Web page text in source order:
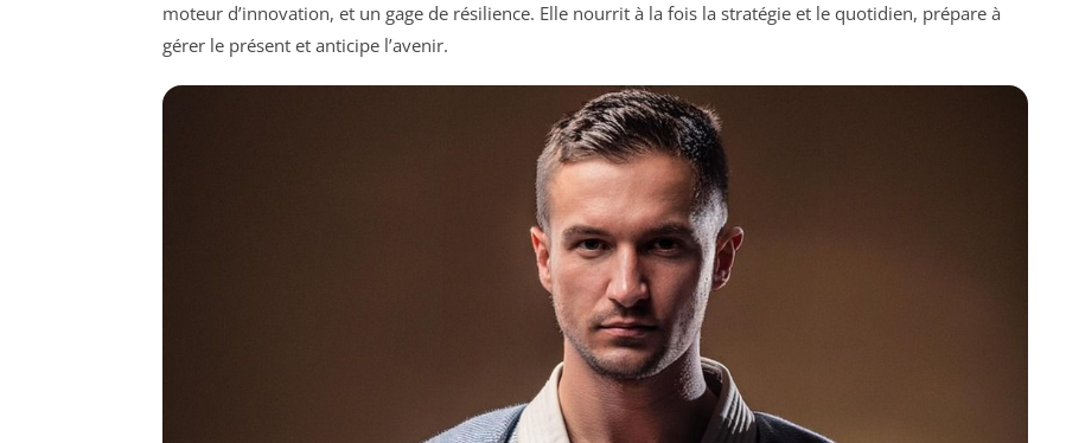
moteur d’innovation, et un gage de résilience. Elle nourrit à la fois la stratégie et le quotidien, prépare à
gérer le présent et anticipe l’avenir.